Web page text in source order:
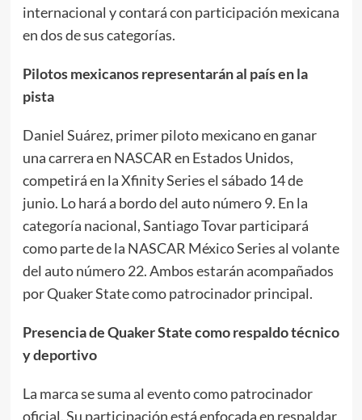
internacional y contará con participación mexicana
en dos de sus categorías.
Pilotos mexicanos representarán al país en la
pista
Daniel Suárez, primer piloto mexicano en ganar
una carrera en NASCAR en Estados Unidos,
competirá en la Xfinity Series el sábado 14 de
junio. Lo hará a bordo del auto número 9. En la
categoría nacional, Santiago Tovar participará
como parte de la NASCAR México Series al volante
del auto número 22. Ambos estarán acompañados
por Quaker State como patrocinador principal.
Presencia de Quaker State como respaldo técnico
y deportivo
La marca se suma al evento como patrocinador
oficial. Su participación está enfocada en respaldar